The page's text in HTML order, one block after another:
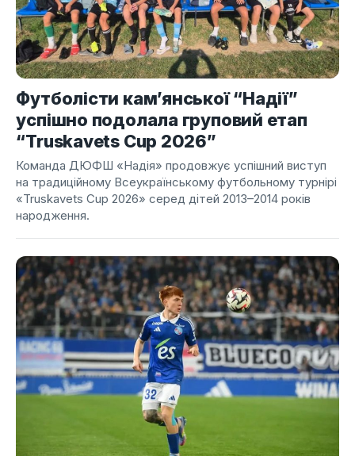
Футболісти кам’янської “Надії”
успішно подолала груповий етап
“Truskavets Cup 2026”
Команда ДЮФШ «Надія» продовжує успішний виступ
на традиційному Всеукраїнському футбольному турнірі
«Truskavets Cup 2026» серед дітей 2013–2014 років
народження.